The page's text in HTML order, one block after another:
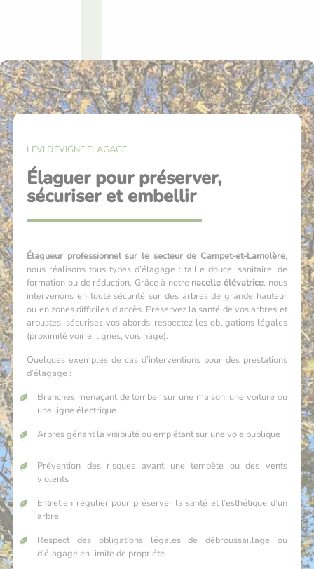
LEVI DEVIGNE ELAGAGE
Élaguer pour préserver,
sécuriser et embellir
Élagueur professionnel sur le secteur de Campet-et-Lamolère,
nous réalisons tous types d’élagage : taille douce, sanitaire, de
formation ou de réduction. Grâce à notre nacelle élévatrice, nous
intervenons en toute sécurité sur des arbres de grande hauteur
ou en zones difficiles d’accès. Préservez la santé de vos arbres et
arbustes, sécurisez vos abords, respectez les obligations légales
(proximité voirie, lignes, voisinage).
Quelques exemples de cas d’interventions pour des prestations
d’élagage :
Branches menaçant de tomber sur une maison, une voiture ou
une ligne électrique
Arbres gênant la visibilité ou empiétant sur une voie publique
Prévention des risques avant une tempête ou des vents
violents
Entretien régulier pour préserver la santé et l’esthétique d’un
arbre
Respect des obligations légales de débroussaillage ou
d’élagage en limite de propriété